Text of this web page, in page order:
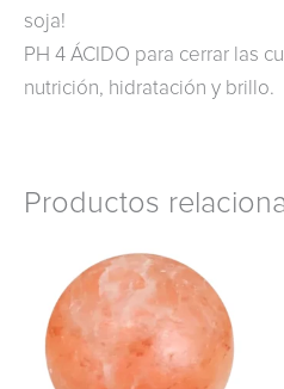
soja!
PH 4 ÁCIDO para cerrar las
nutrición, hidratación y brillo.
Productos